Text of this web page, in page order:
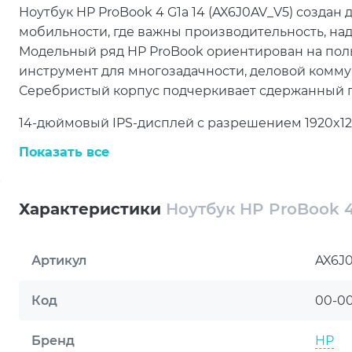
Ноутбук HP ProBook 4 G1a 14 (AX6J0AV_V5)
мобильности, где важны производительность,
Модельный ряд HP ProBook ориентирован на
инструмент для многозадачности, деловой
Серебристый корпус подчеркивает сдержанный
14-дюймовый IPS-дисплей с разрешением
В основе ноутбука установлен AMD Ryzen 7 250
память DDR5 объемом 24 ГБ повышает
доступ к файлам, а графика AMD Radeon
задач.
Для связи и совместной работы предусмотрены
Показать все
Характеристики Ноутбук HP ProBook
Артикул
Код 00-
Бренд HP